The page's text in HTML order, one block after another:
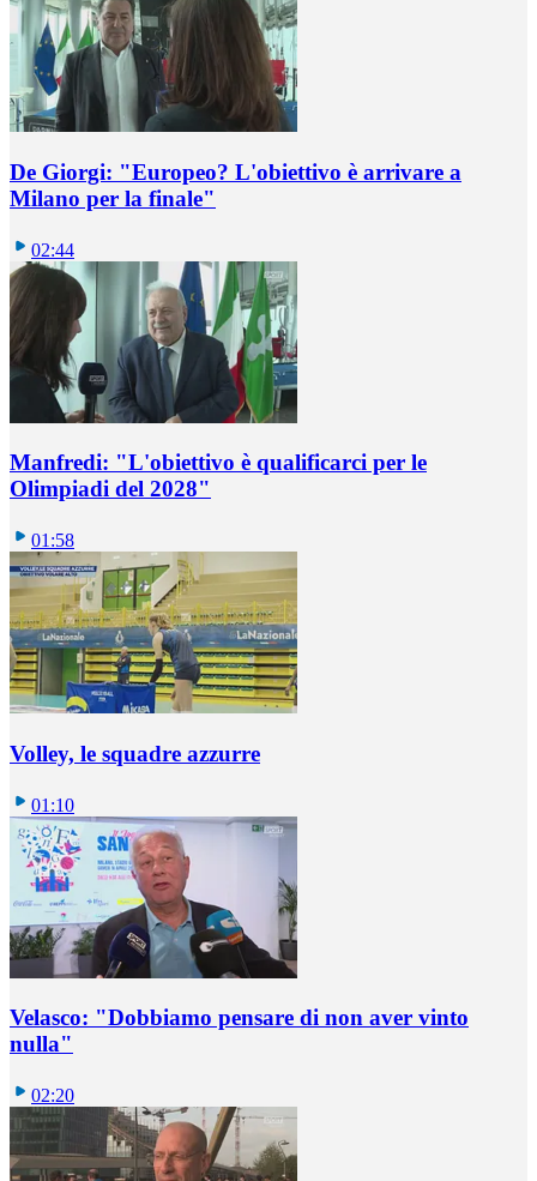
De Giorgi: "Europeo? L'obiettivo è arrivare a
Milano per la finale"
02:44
Manfredi: "L'obiettivo è qualificarci per le
Olimpiadi del 2028"
01:58
Volley, le squadre azzurre
01:10
Velasco: "Dobbiamo pensare di non aver vinto
nulla"
02:20